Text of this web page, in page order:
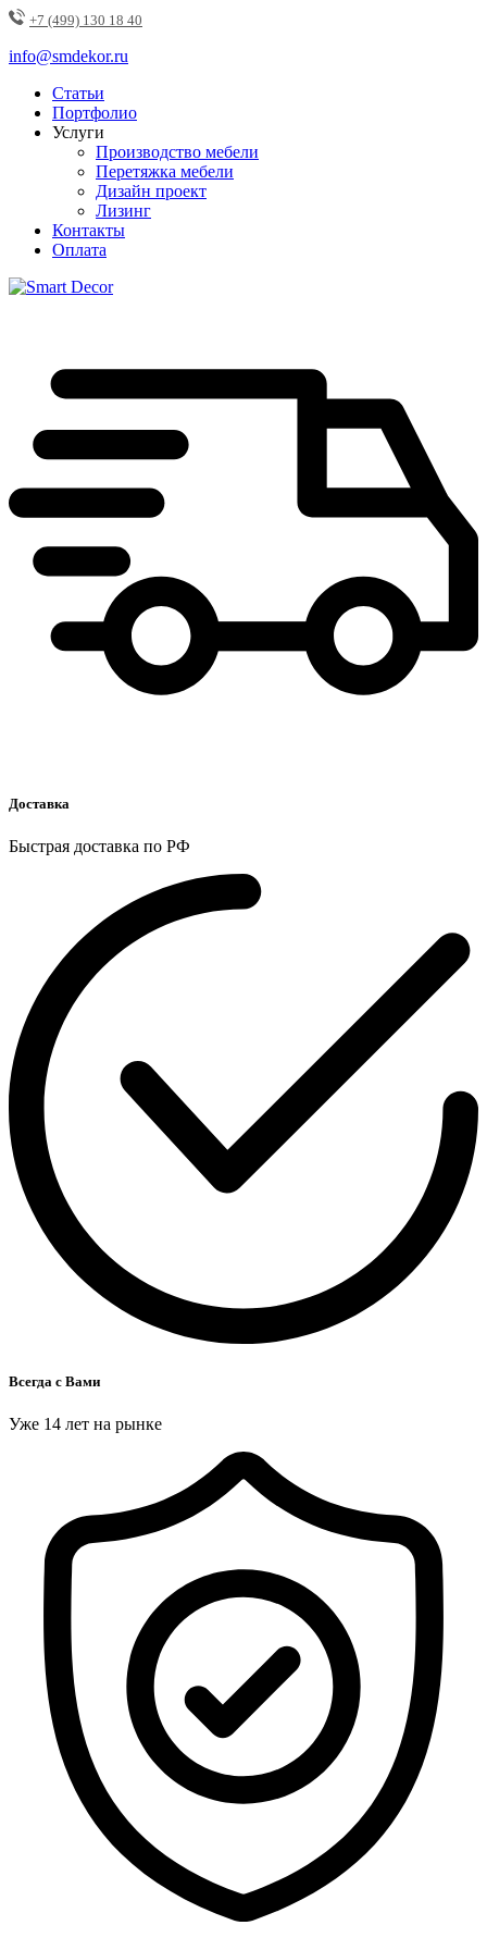
+7 (499) 130 18 40
info@smdekor.ru
Статьи
Портфолио
Услуги
Производство мебели
Перетяжка мебели
Дизайн проект
Лизинг
Контакты
Оплата
Доставка
Быстрая доставка по РФ
Всегда с Вами
Уже 14 лет на рынке